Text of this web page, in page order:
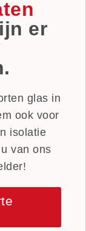
er
glas in
ook voor
isolatie
van ons